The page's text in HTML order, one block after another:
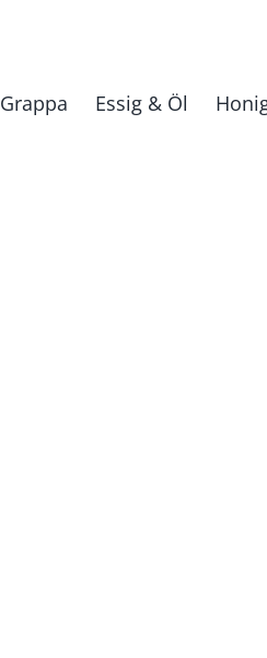
Grappa Essig & Öl